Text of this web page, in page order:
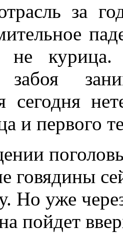
за
курица.
забоя
сегодня
и первого
говядины
Но уже
пойдет